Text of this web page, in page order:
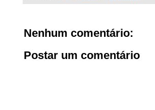
Nenhum comentário:
Postar um comentário